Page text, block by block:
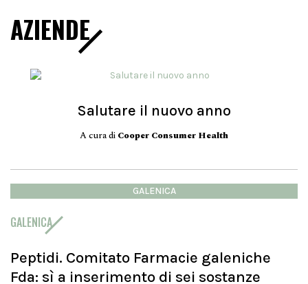
AZIENDE
Salutare il nuovo anno
A cura di Cooper Consumer Health
GALENICA
GALENICA
Peptidi. Comitato Farmacie galeniche
Fda: sì a inserimento di sei sostanze